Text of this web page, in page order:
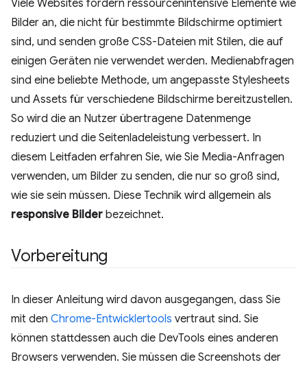
Viele Websites fordern ressourcenintensive Elemente wie
Bilder an, die nicht für bestimmte Bildschirme optimiert
sind, und senden große CSS-Dateien mit Stilen, die auf
einigen Geräten nie verwendet werden. Medienabfragen
sind eine beliebte Methode, um angepasste Stylesheets
und Assets für verschiedene Bildschirme bereitzustellen.
So wird die an Nutzer übertragene Datenmenge
reduziert und die Seitenladeleistung verbessert. In
diesem Leitfaden erfahren Sie, wie Sie Media-Anfragen
verwenden, um Bilder zu senden, die nur so groß sind,
wie sie sein müssen. Diese Technik wird allgemein als
responsive Bilder bezeichnet.
Vorbereitung
In dieser Anleitung wird davon ausgegangen, dass Sie
mit den Chrome-Entwicklertools vertraut sind. Sie
können stattdessen auch die DevTools eines anderen
Browsers verwenden. Sie müssen die Screenshots der